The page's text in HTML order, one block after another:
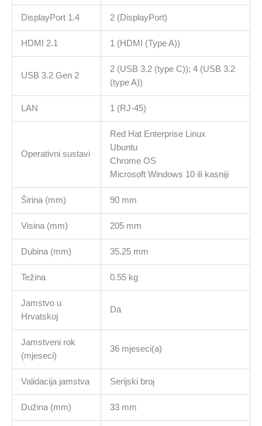
DisplayPort 1.4 2 (DisplayPort)
HDMI 2.1 1 (HDMI (Type A))
USB 3.2 Gen 2
2 (USB 3.2 (type C)); 4 (USB 3.2
(type A))
LAN 1 (RJ-45)
Operativni sustavi
Red Hat Enterprise Linux
Ubuntu
Chrome OS
Microsoft Windows 10 ili kasniji
Širina (mm) 90 mm
Visina (mm) 205 mm
Dubina (mm) 35.25 mm
Težina 0.55 kg
Jamstvo u
Hrvatskoj
Da
Jamstveni rok
(mjeseci)
36 mjeseci(a)
Validacija jamstva Serijski broj
Dužina (mm) 33 mm